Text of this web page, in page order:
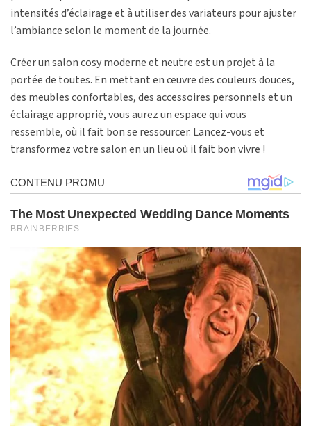
intensités d’éclairage et à utiliser des variateurs pour ajuster
l’ambiance selon le moment de la journée.
Créer un salon cosy moderne et neutre est un projet à la
portée de toutes. En mettant en œuvre des couleurs douces,
des meubles confortables, des accessoires personnels et un
éclairage approprié, vous aurez un espace qui vous
ressemble, où il fait bon se ressourcer. Lancez-vous et
transformez votre salon en un lieu où il fait bon vivre !